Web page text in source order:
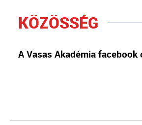
KÖZÖSSÉG
A Vasas Akadémia facebook